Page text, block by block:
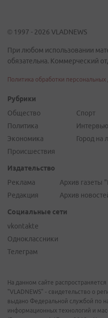
© 1997 - 2026 VLADNEWS
При любом использовании
обязательна. Коммерческий
Политика обработки персональных
Рубрики
Общество
Политика
Экономика
Происшествия
Спорт
Интервью
Город на
Издательство
Реклама
Редакция
Архив газеты
Архив
Социальные сети
vkontakte
Одноклассники
Телеграм
На данном сайте
"VLADNEWS" - свидетельство о
выдано Федеральной службой по
информационных технологий и